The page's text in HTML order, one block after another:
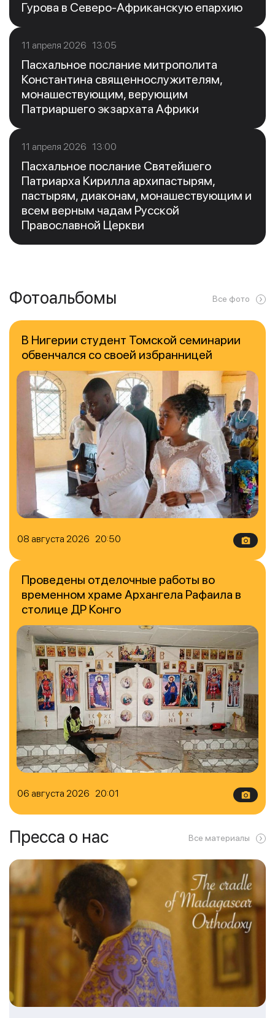
Гурова в Северо-Африканскую епархию
11 апреля 2026 13:05
Пасхальное послание митрополита
Константина священнослужителям,
монашествующим, верующим
Патриаршего экзархата Африки
11 апреля 2026 13:00
Пасхальное послание Святейшего
Патриарха Кирилла архипастырям,
пастырям, диаконам, монашествующим и
всем верным чадам Русской
Православной Церкви
Фотоальбомы Все фото
08 августа 2026 20:50
В Нигерии студент Томской семинарии
обвенчался со своей избранницей
06 августа 2026 20:01
Проведены отделочные работы во
временном храме Архангела Рафаила в
столице ДР Конго
Пресса о нас Все материалы